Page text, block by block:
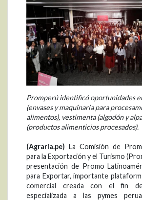
Promperú identificó oportunidades
(envases y maquinaria para
alimentos), vestimenta (algodón y
(productos alimenticios procesados).
(Agraria.pe) La Comisión de
para la Exportación y el Turismo
presentación de Promo
para Exportar, importante
comercial creada con el fin
especializada a las pymes